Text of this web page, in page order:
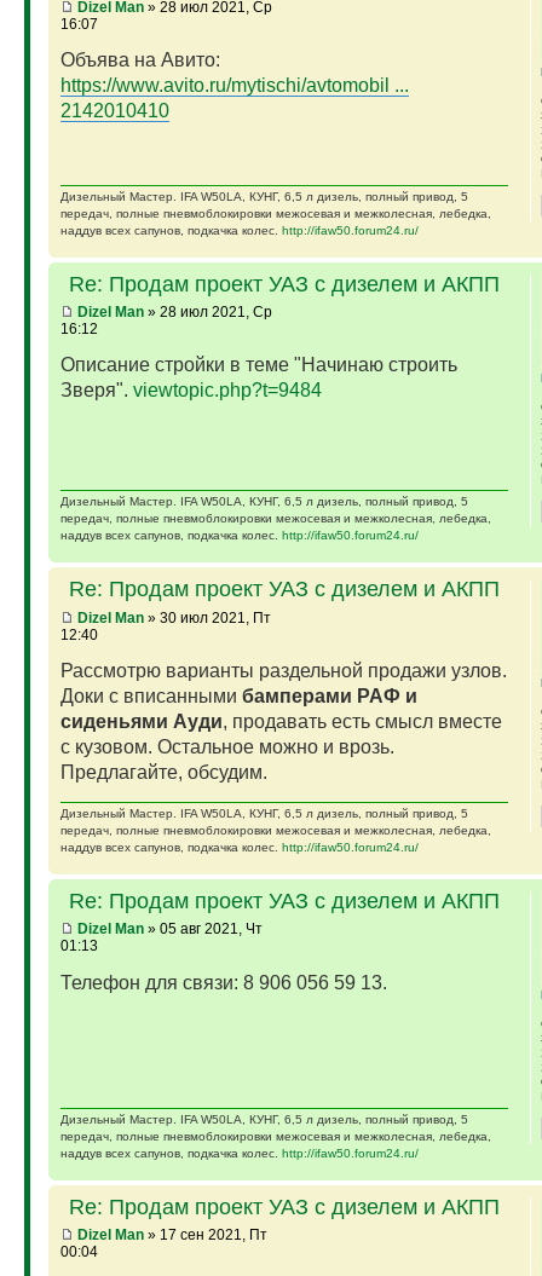
Dizel Man» 28 июл 2021, Ср
16:07
Объява на Авито:
https://www.avito.ru/mytischi/avtomobil ...
2142010410
Дизельный Мастер. IFA W50LA, КУНГ, 6,5 л дизель, полный привод, 5
передач, полные пневмоблокировки межосевая и межколесная, лебедка,
наддув всех сапунов, подкачка колес. http://ifaw50.forum24.ru/
Re: Продам проект УАЗ с дизелем и АКПП
Dizel Man» 28 июл 2021, Ср
16:12
Описание стройки в теме "Начинаю строить
Зверя". viewtopic.php?t=9484
Дизельный Мастер. IFA W50LA, КУНГ, 6,5 л дизель, полный привод, 5
передач, полные пневмоблокировки межосевая и межколесная, лебедка,
наддув всех сапунов, подкачка колес. http://ifaw50.forum24.ru/
Re: Продам проект УАЗ с дизелем и АКПП
Dizel Man» 30 июл 2021, Пт
12:40
Рассмотрю варианты раздельной продажи узлов.
Доки с вписанными бамперами РАФ и
сиденьями Ауди, продавать есть смысл вместе
с кузовом. Остальное можно и врозь.
Предлагайте, обсудим.
Дизельный Мастер. IFA W50LA, КУНГ, 6,5 л дизель, полный привод, 5
передач, полные пневмоблокировки межосевая и межколесная, лебедка,
наддув всех сапунов, подкачка колес. http://ifaw50.forum24.ru/
Re: Продам проект УАЗ с дизелем и АКПП
Dizel Man» 05 авг 2021, Чт
01:13
Телефон для связи: 8 906 056 59 13.
Дизельный Мастер. IFA W50LA, КУНГ, 6,5 л дизель, полный привод, 5
передач, полные пневмоблокировки межосевая и межколесная, лебедка,
наддув всех сапунов, подкачка колес. http://ifaw50.forum24.ru/
Re: Продам проект УАЗ с дизелем и АКПП
Dizel Man» 17 сен 2021, Пт
00:04